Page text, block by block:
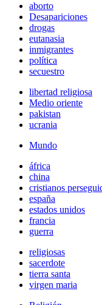
aborto
Desapariciones
drogas
eutanasia
inmigrantes
política
secuestro
libertad religiosa
Medio oriente
pakistan
ucrania
Mundo
áfrica
china
cristianos
españa
estados unidos
francia
guerra
religiosas
sacerdote
tierra santa
virgen maria